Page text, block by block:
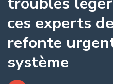
ces experts
refonte
système